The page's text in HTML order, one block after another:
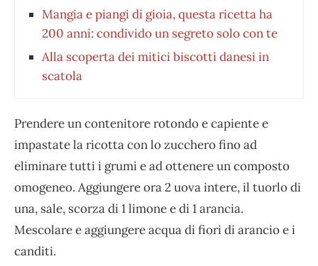
Mangia e piangi di gioia, questa ricetta ha
200 anni: condivido un segreto solo con te
Alla scoperta dei mitici biscotti danesi in
scatola
Prendere un contenitore rotondo e capiente e
impastate la ricotta con lo zucchero fino ad
eliminare tutti i grumi e ad ottenere un composto
omogeneo. Aggiungere ora 2 uova intere, il tuorlo di
una, sale, scorza di 1 limone e di 1 arancia.
Mescolare e aggiungere acqua di fiori di arancio e i
canditi.